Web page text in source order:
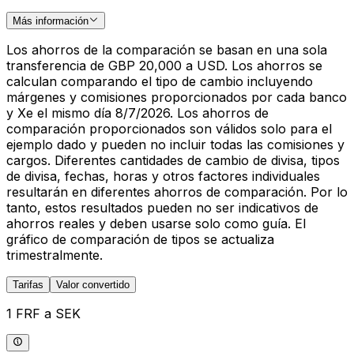
Más información
Los ahorros de la comparación se basan en una sola
transferencia de GBP 20,000 a USD. Los ahorros se
calculan comparando el tipo de cambio incluyendo
márgenes y comisiones proporcionados por cada banco
y Xe el mismo día 8/7/2026. Los ahorros de
comparación proporcionados son válidos solo para el
ejemplo dado y pueden no incluir todas las comisiones y
cargos. Diferentes cantidades de cambio de divisa, tipos
de divisa, fechas, horas y otros factores individuales
resultarán en diferentes ahorros de comparación. Por lo
tanto, estos resultados pueden no ser indicativos de
ahorros reales y deben usarse solo como guía. El
gráfico de comparación de tipos se actualiza
trimestralmente.
Tarifas Valor convertido
1 FRF a SEK